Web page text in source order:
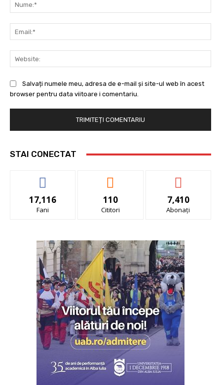
Salvați numele meu, adresa de e-mail și site-ul web în acest
browser pentru data viitoare i comentariu.
STAI CONECTAT
17,116
Fani
110
Cititori
7,410
Abonați